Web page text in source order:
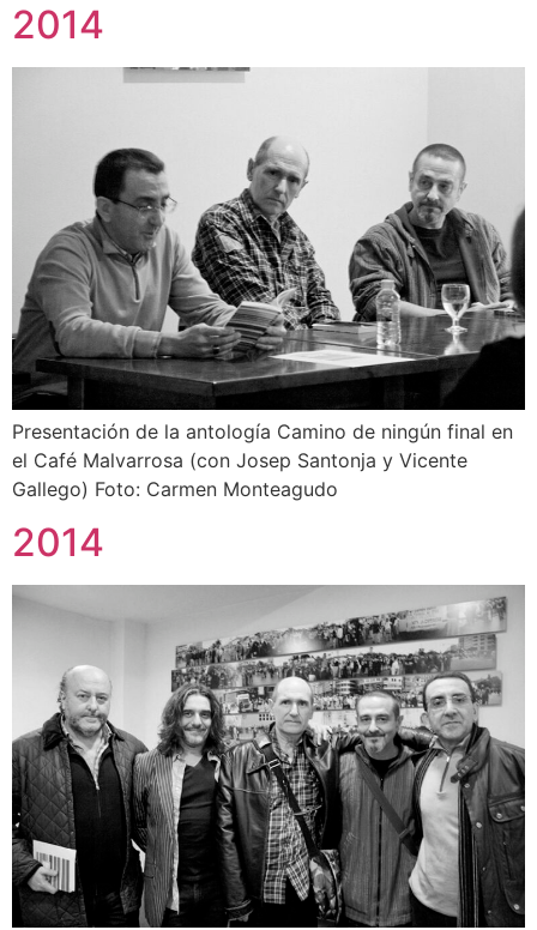
2014
Presentación de la antología Camino de ningún final en
el Café Malvarrosa (con Josep Santonja y Vicente
Gallego) Foto: Carmen Monteagudo
2014